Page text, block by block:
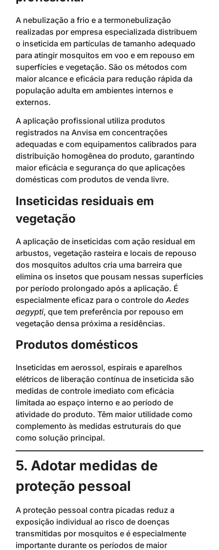
A nebulização a frio e a termonebulização
realizadas por empresa especializada distribuem
o inseticida em partículas de tamanho adequado
para atingir mosquitos em voo e em repouso em
superfícies e vegetação. São os métodos com
maior alcance e eficácia para redução rápida da
população adulta em ambientes internos e
externos.
A aplicação profissional utiliza produtos
registrados na Anvisa em concentrações
adequadas e com equipamentos calibrados para
distribuição homogênea do produto, garantindo
maior eficácia e segurança do que aplicações
domésticas com produtos de venda livre.
Inseticidas residuais em
vegetação
A aplicação de inseticidas com ação residual em
arbustos, vegetação rasteira e locais de repouso
dos mosquitos adultos cria uma barreira que
elimina os insetos que pousam nessas superfícies
por período prolongado após a aplicação. É
especialmente eficaz para o controle do Aedes
aegypti, que tem preferência por repouso em
vegetação densa próxima a residências.
Produtos domésticos
Inseticidas em aerossol, espirais e aparelhos
elétricos de liberação contínua de inseticida são
medidas de controle imediato com eficácia
limitada ao espaço interno e ao período de
atividade do produto. Têm maior utilidade como
complemento às medidas estruturais do que
como solução principal.
5. Adotar medidas de
proteção pessoal
A proteção pessoal contra picadas reduz a
exposição individual ao risco de doenças
transmitidas por mosquitos e é especialmente
importante durante os períodos de maior